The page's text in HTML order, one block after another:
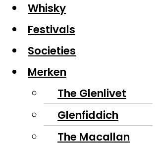
Whisky
Festivals
Societies
Merken
The Glenlivet
Glenfiddich
The Macallan